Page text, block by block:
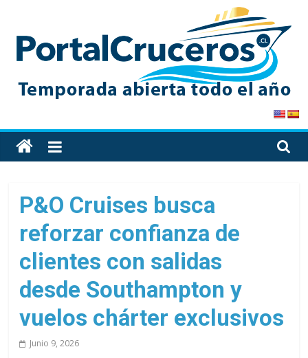
content
PortalCruceros
Toda
la
de
cruceros
en
un
solo
sitio
P&O Cruises busca
reforzar confianza de
clientes con salidas
desde Southampton y
vuelos chárter exclusivos
Junio 9, 2026